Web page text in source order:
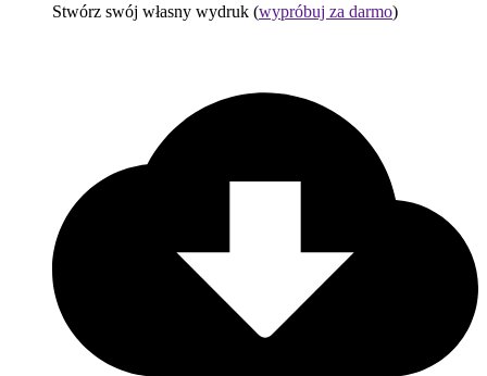
Stwórz swój własny wydruk (wypróbuj za darmo)